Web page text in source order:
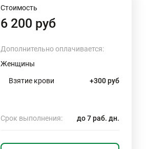
Стоимость
6 200 руб
Дополнительно оплачивается:
Женщины
Взятие крови +300 руб
Срок выполнения: до 7 раб. дн.